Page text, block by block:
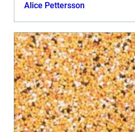
Alice Pettersson